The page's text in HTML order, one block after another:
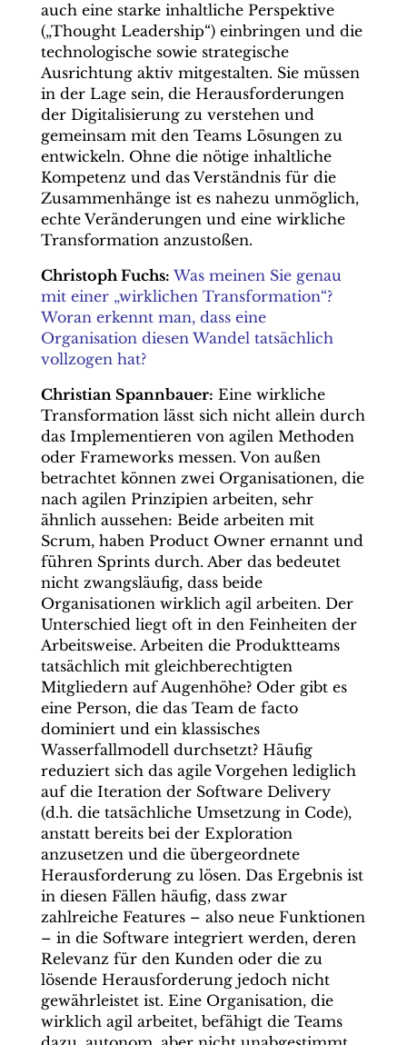
auch eine starke inhaltliche Perspektive
(„Thought Leadership“) einbringen und die
technologische sowie strategische
Ausrichtung aktiv mitgestalten. Sie müssen
in der Lage sein, die Herausforderungen
der Digitalisierung zu verstehen und
gemeinsam mit den Teams Lösungen zu
entwickeln. Ohne die nötige inhaltliche
Kompetenz und das Verständnis für die
Zusammenhänge ist es nahezu unmöglich,
echte Veränderungen und eine wirkliche
Transformation anzustoßen.
Christoph Fuchs: Was meinen Sie genau
mit einer „wirklichen Transformation“?
Woran erkennt man, dass eine
Organisation diesen Wandel tatsächlich
vollzogen hat?
Christian Spannbauer: Eine wirkliche
Transformation lässt sich nicht allein durch
das Implementieren von agilen Methoden
oder Frameworks messen. Von außen
betrachtet können zwei Organisationen, die
nach agilen Prinzipien arbeiten, sehr
ähnlich aussehen: Beide arbeiten mit
Scrum, haben Product Owner ernannt und
führen Sprints durch. Aber das bedeutet
nicht zwangsläufig, dass beide
Organisationen wirklich agil arbeiten. Der
Unterschied liegt oft in den Feinheiten der
Arbeitsweise. Arbeiten die Produktteams
tatsächlich mit gleichberechtigten
Mitgliedern auf Augenhöhe? Oder gibt es
eine Person, die das Team de facto
dominiert und ein klassisches
Wasserfallmodell durchsetzt? Häufig
reduziert sich das agile Vorgehen lediglich
auf die Iteration der Software Delivery
(d.h. die tatsächliche Umsetzung in Code),
anstatt bereits bei der Exploration
anzusetzen und die übergeordnete
Herausforderung zu lösen. Das Ergebnis ist
in diesen Fällen häufig, dass zwar
zahlreiche Features – also neue Funktionen
– in die Software integriert werden, deren
Relevanz für den Kunden oder die zu
lösende Herausforderung jedoch nicht
gewährleistet ist. Eine Organisation, die
wirklich agil arbeitet, befähigt die Teams